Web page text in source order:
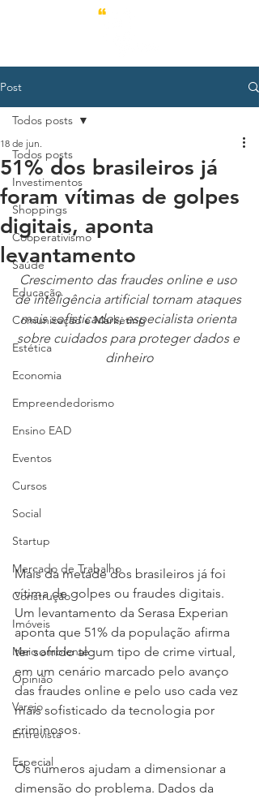
Post
Todos posts
Investimentos
Shoppings
Cooperativismo
Saúde
Educação
Comunicação e Marketing
Estética
Economia
Empreendedorismo
Ensino EAD
Eventos
Cursos
Social
Startup
Mercado de Trabalho
Construção
Imóveis
Meio ambiente
Opinião
Varejo
Entrevista
Especial
Todos posts
51% dos brasileiros já
foram vítimas de golpes
digitais, aponta
levantamento
18 de jun.
Crescimento das fraudes online e uso
de inteligência artificial tornam ataques
mais sofisticados; especialista orienta
sobre cuidados para proteger dados e
dinheiro
Mais da metade dos brasileiros já foi
vítima de golpes ou fraudes digitais.
Um levantamento da Serasa Experian
aponta que 51% da população afirma
ter sofrido algum tipo de crime virtual,
em um cenário marcado pelo avanço
das fraudes online e pelo uso cada vez
mais sofisticado da tecnologia por
criminosos.
Os números ajudam a dimensionar a
dimensão do problema. Dados da